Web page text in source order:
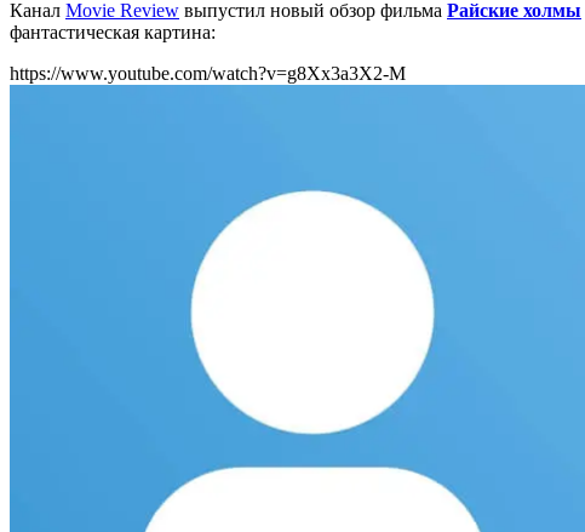
Канал Movie Review выпустил новый обзор фильма Райские холмы
фантастическая картина:
https://www.youtube.com/watch?v=g8Xx3a3X2-M